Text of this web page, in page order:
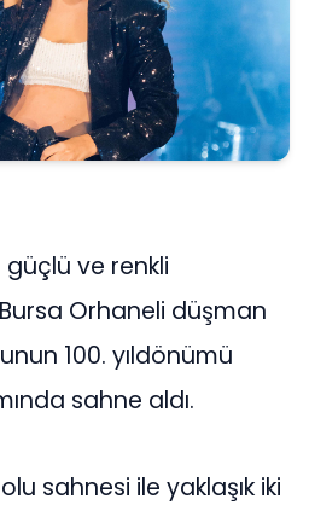
ve renkli
Orhaneli düşman
100. yıldönümü
sahne aldı.
sahnesi ile yaklaşık iki